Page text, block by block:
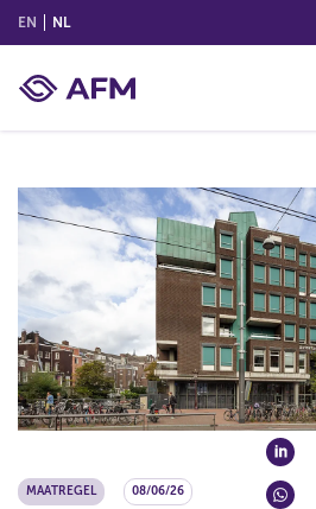
EN (ENGLISH)
NL(NEDERLANDS (NEDERLAND))
MAATREGEL 08/06/26